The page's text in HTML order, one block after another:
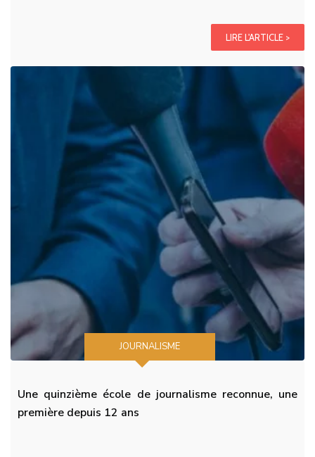
LIRE L'ARTICLE >
JOURNALISME
Une quinzième école de journalisme reconnue, une
première depuis 12 ans